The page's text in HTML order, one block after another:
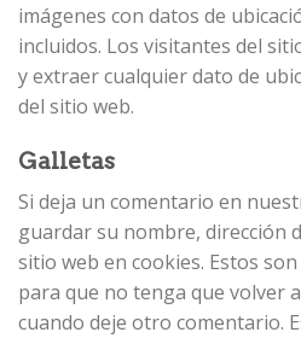
imágenes con datos de
incluidos. Los visitantes del
y extraer cualquier dato de
del sitio web.
Galletas
Si deja un comentario en
guardar su nombre, dirección
sitio web en cookies. Estos
para que no tenga que volver
cuando deje otro comentario.